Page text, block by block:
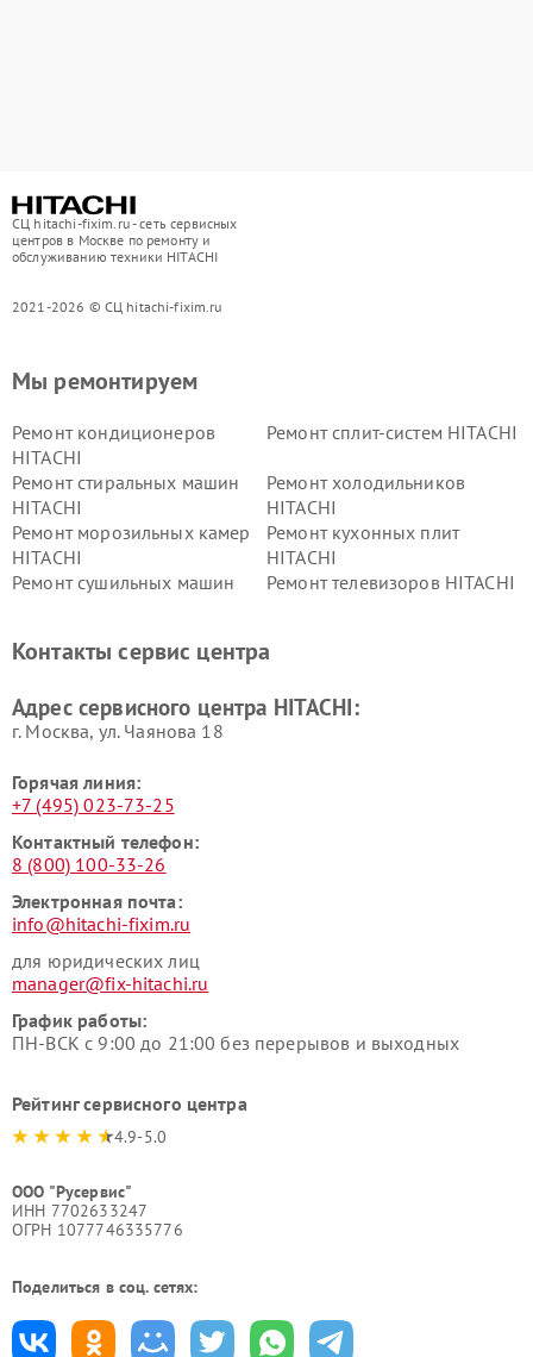
СЦ hitachi-fixim.ru - сеть сервисных
центров в Москве по ремонту и
обслуживанию техники HITACHI
2021-2026 © СЦ hitachi-fixim.ru
Мы ремонтируем
Ремонт кондиционеров
HITACHI
Ремонт сплит-систем HITACHI
Ремонт стиральных машин
HITACHI
Ремонт холодильников
HITACHI
Ремонт морозильных камер
HITACHI
Ремонт кухонных плит
HITACHI
Ремонт сушильных машин
Ремонт телевизоров HITACHI
данных HITACHI
HITACHI
HITACHI
HITACHI
Контакты сервис центра
Адрес сервисного центра HITACHI:
г. Москва, ул. Чаянова 18
Горячая линия:
+7 (495) 023-73-25
Контактный телефон:
8 (800) 100-33-26
Электронная почта:
info@hitachi-fixim.ru
для юридических лиц
manager@fix-hitachi.ru
График работы:
ПН-ВСК с 9:00 до 21:00 без перерывов и выходных
Рейтинг сервисного центра
4.9-5.0
ООО "Русервис"
ИНН 7702633247
ОГРН 1077746335776
Поделиться в соц. сетях: